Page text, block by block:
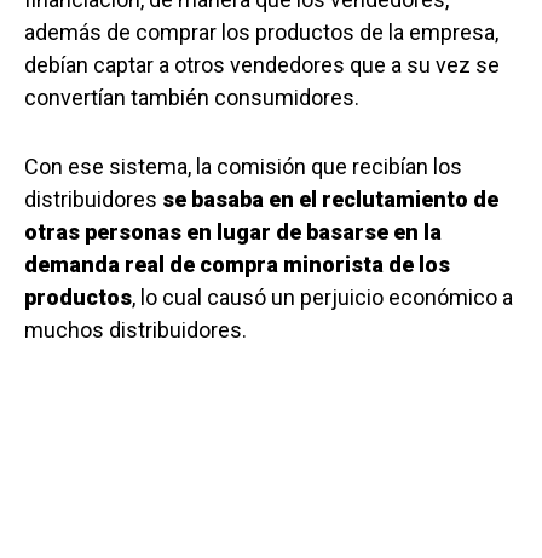
además de comprar los productos de la empresa,
debían captar a otros vendedores que a su vez se
convertían también consumidores.
Con ese sistema, la comisión que recibían los
distribuidores se basaba en el reclutamiento de
otras personas en lugar de basarse en la
demanda real de compra minorista de los
productos, lo cual causó un perjuicio económico a
muchos distribuidores.